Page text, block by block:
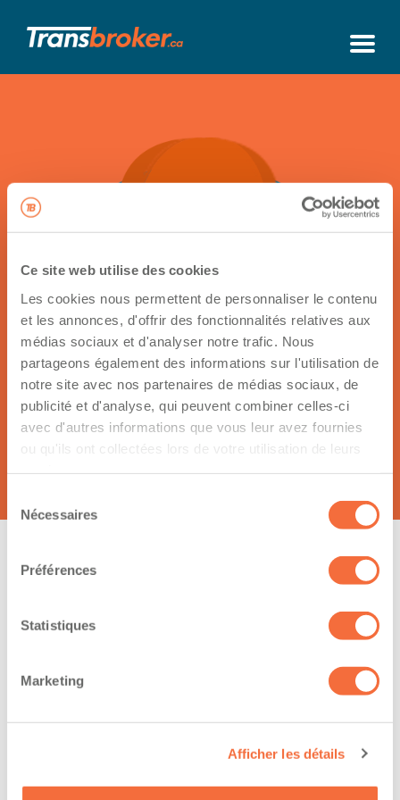
Ce site web utilise des cookies
Les cookies nous permettent de personnaliser le contenu
et les annonces, d'offrir des fonctionnalités relatives aux
médias sociaux et d'analyser notre trafic. Nous
partageons également des informations sur l'utilisation de
notre site avec nos partenaires de médias sociaux, de
publicité et d'analyse, qui peuvent combiner celles-ci
avec d'autres informations que vous leur avez fournies
ou qu'ils ont collectées lors de votre utilisation de leurs
du Nécessaires
Préférences
Statistiques
Marketing
Afficher les détails
Retour à sa fiche
Contactez
Caroline Paquin
J5L 0A4, Saint-Jérôme
Votre demande